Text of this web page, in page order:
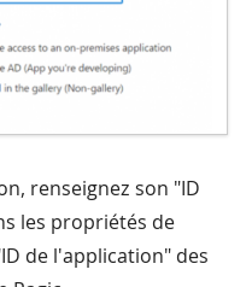
renseignez son "ID
les propriétés de
de l'application" des